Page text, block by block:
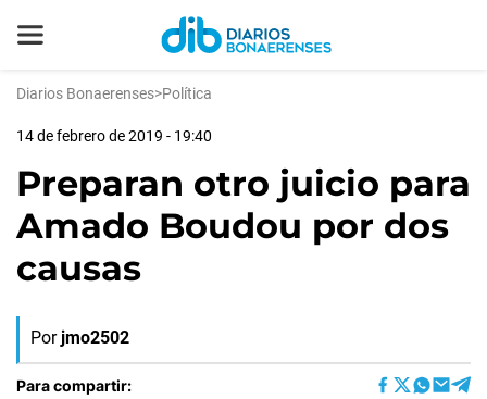
Diarios Bonaerenses>Política
14 de febrero de 2019 - 19:40
Preparan otro juicio para
Amado Boudou por dos
causas
Por jmo2502
Para compartir: